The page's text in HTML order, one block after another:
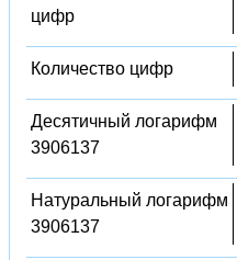
цифр
Количество цифр
Десятичный логарифм
3906137
Натуральный логарифм
3906137